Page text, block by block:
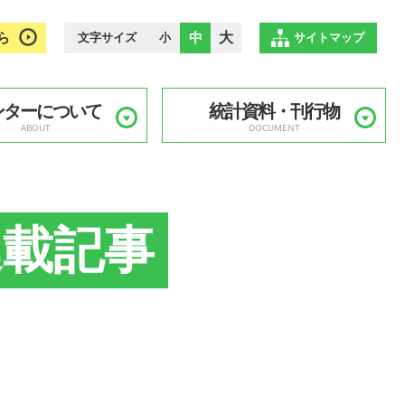
文字サイズ 小 中 大 サイトマップ
ターについて
ABOUT
統計資料・刊行物
DOCUMENT
記事